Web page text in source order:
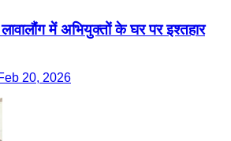
में अभियुक्तों के घर पर इश्तहार
20, 2026